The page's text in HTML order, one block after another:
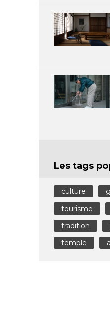
Les tags
culture
tourisme
tradition
temple